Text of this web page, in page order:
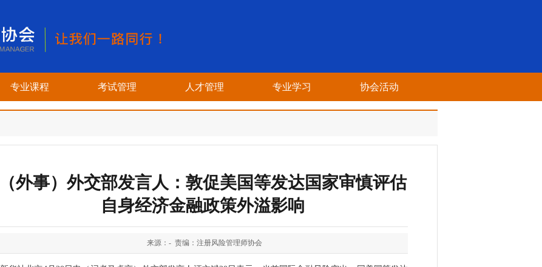
专业课程 考试管理 人才管理 专业学习 协会活动
（外事）外交部发言人：敦促美国等发达国家审慎评估
自身经济金融政策外溢影响
来源：- 责编：注册风险管理师协会